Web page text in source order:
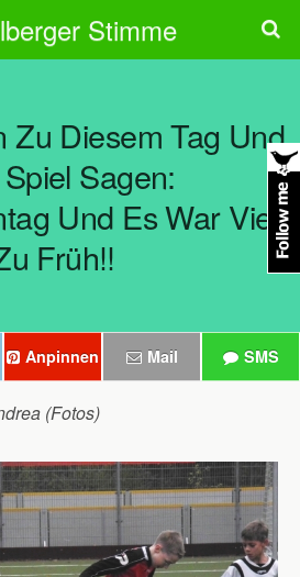
Stimme
Zu Diesem Tag Und
Sagen:
Und Es War Viel
Früh!!
Anpinnen Mail SMS
(Fotos)